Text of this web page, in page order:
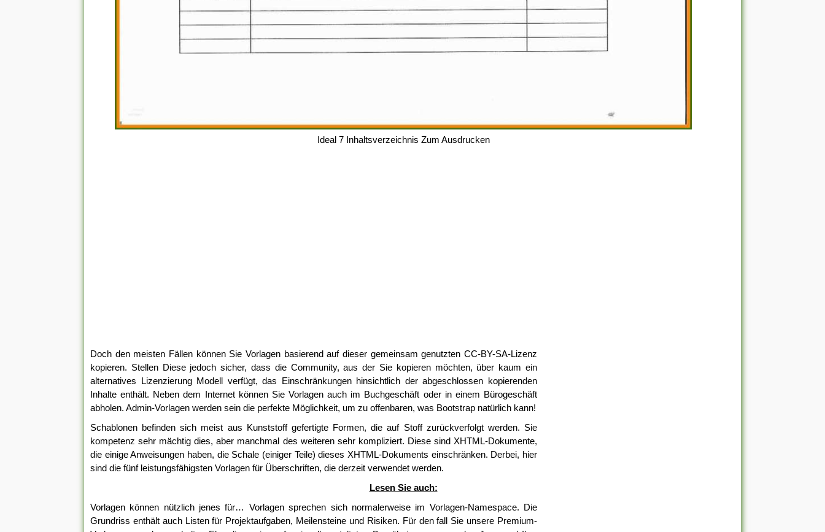
Ideal 7 Inhaltsverzeichnis Zum Ausdrucken
Doch den meisten Fällen können Sie Vorlagen basierend auf dieser gemeinsam genutzten CC-BY-SA-Lizenz
kopieren. Stellen Diese jedoch sicher, dass die Community, aus der Sie kopieren möchten, über kaum ein
alternatives Lizenzierung Modell verfügt, das Einschränkungen hinsichtlich der abgeschlossen kopierenden
Inhalte enthält. Neben dem Internet können Sie Vorlagen auch im Buchgeschäft oder in einem Bürogeschäft
abholen. Admin-Vorlagen werden sein die perfekte Möglichkeit, um zu offenbaren, was Bootstrap natürlich kann!
Schablonen befinden sich meist aus Kunststoff gefertigte Formen, die auf Stoff zurückverfolgt werden. Sie
kompetenz sehr mächtig dies, aber manchmal des weiteren sehr kompliziert. Diese sind XHTML-Dokumente,
die einige Anweisungen haben, die Schale (einiger Teile) dieses XHTML-Dokuments einschränken. Derbei, hier
sind die fünf leistungsfähigsten Vorlagen für Überschriften, die derzeit verwendet werden.
Lesen Sie auch:
Vorlagen können nützlich jenes für… Vorlagen sprechen sich normalerweise im Vorlagen-Namespace. Die
Grundriss enthält auch Listen für Projektaufgaben, Meilensteine und Risiken. Für den fall Sie unsere Premium-